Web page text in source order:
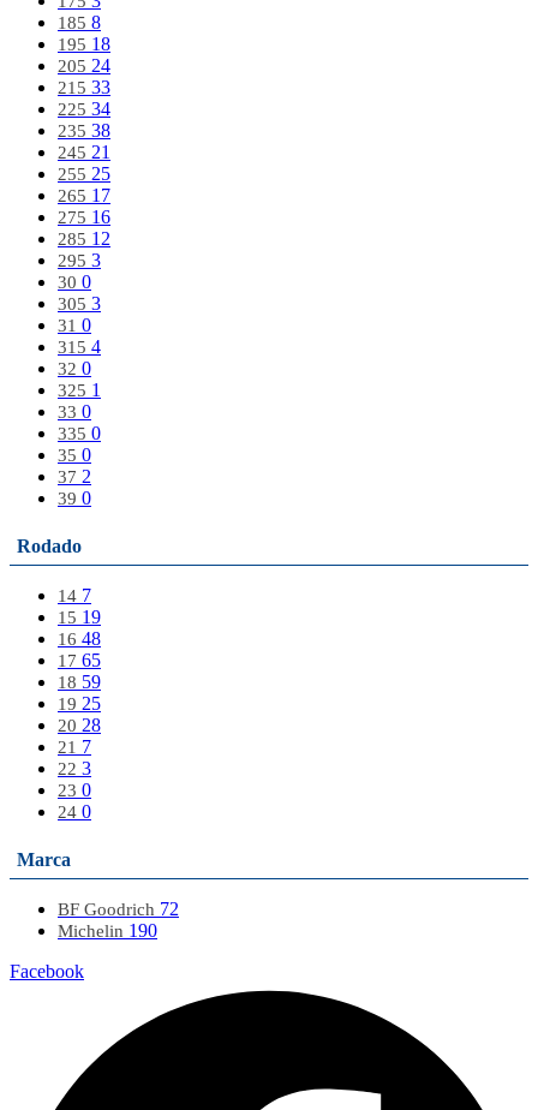
185 8
195 18
205 24
215 33
225 34
235 38
245 21
255 25
265 17
275 16
285 12
295 3
30 0
305 3
31 0
315 4
32 0
325 1
33 0
335 0
35 0
37 2
39 0
Rodado
14 7
15 19
16 48
17 65
18 59
19 25
20 28
21 7
22 3
23 0
24 0
Marca
BF Goodrich 72
Michelin 190
Facebook